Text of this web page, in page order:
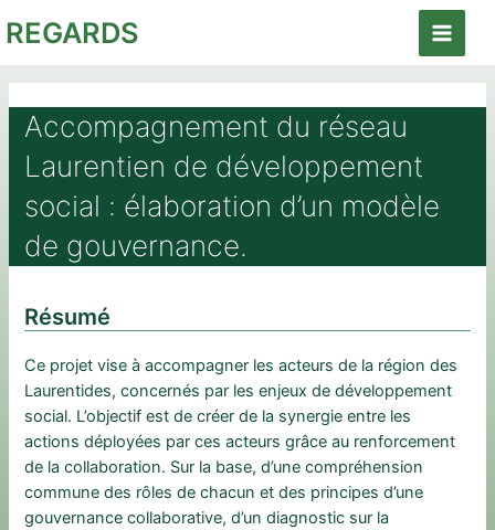
auREGARDS
Main
Accompagnement du réseau
Laurentien de développement
social : élaboration d’un modèle
de gouvernance.
Résumé
Ce projet vise à accompagner les acteurs de la région des
Laurentides, concernés par les enjeux de développement
social. L’objectif est de créer de la synergie entre les
actions déployées par ces acteurs grâce au renforcement
de la collaboration. Sur la base, d’une compréhension
commune des rôles de chacun et des principes d’une
gouvernance collaborative, d’un diagnostic sur la